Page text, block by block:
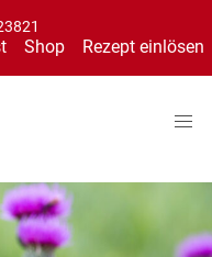
Shop Rezept einlösen